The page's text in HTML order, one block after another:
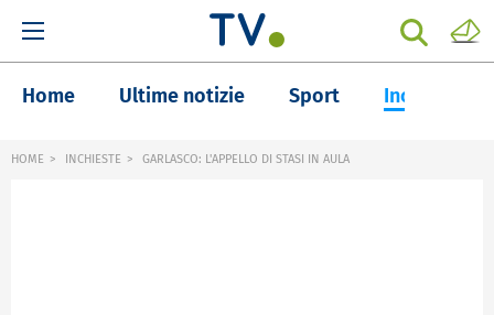
Home Ultime notizie Sport Inchieste
HOME INCHIESTE GARLASCO: L'APPELLO DI STASI IN AULA